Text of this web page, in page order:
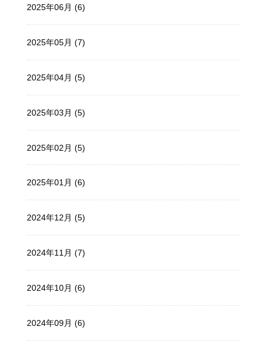
2025年06月 (6)
2025年05月 (7)
2025年04月 (5)
2025年03月 (5)
2025年02月 (5)
2025年01月 (6)
2024年12月 (5)
2024年11月 (7)
2024年10月 (6)
2024年09月 (6)